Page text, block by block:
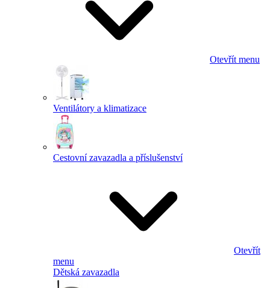
Otevřít menu
Ventilátory a klimatizace
Cestovní zavazadla a příslušenství
Otevřít
menu
Dětská zavazadla